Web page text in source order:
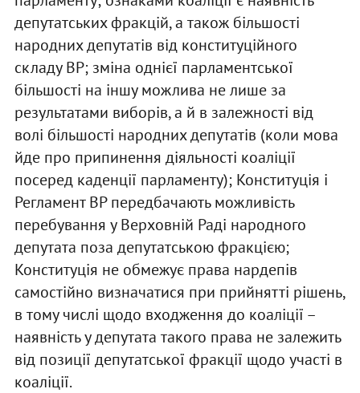
депутатських фракцій, а також більшості
народних депутатів від конституційного
складу ВР; зміна однієї парламентської
більшості на іншу можлива не лише за
результатами виборів, а й в залежності від
волі більшості народних депутатів (коли мова
йде про припинення діяльності коаліції
посеред каденції парламенту); Конституція і
Регламент ВР передбачають можливість
перебування у Верховній Раді народного
депутата поза депутатською фракцією;
Конституція не обмежує права нардепів
самостійно визначатися при прийнятті рішень,
в тому числі щодо входження до коаліції –
наявність у депутата такого права не залежить
від позиції депутатської фракції щодо участі в
коаліції.